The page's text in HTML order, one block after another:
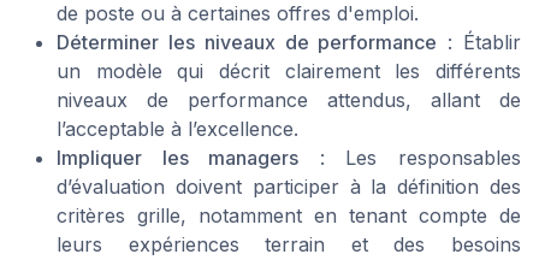
de poste ou à certaines offres d'emploi.
Déterminer les niveaux de performance : Établir
un modèle qui décrit clairement les différents
niveaux de performance attendus, allant de
l’acceptable à l’excellence.
Impliquer les managers : Les responsables
d’évaluation doivent participer à la définition des
critères grille, notamment en tenant compte de
leurs expériences terrain et des besoins